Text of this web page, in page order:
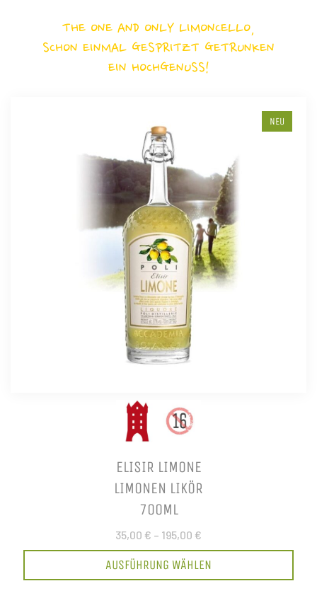
THE ONE AND ONLY LIMONCELLO,
SCHON EINMAL GESPRITZT GETRUNKEN
EIN HOCHGENUSS!
NEU
ELISIR LIMONE
LIMONEN LIKÖR
700ML
35,00 € – 195,00 €
AUSFÜHRUNG WÄHLEN